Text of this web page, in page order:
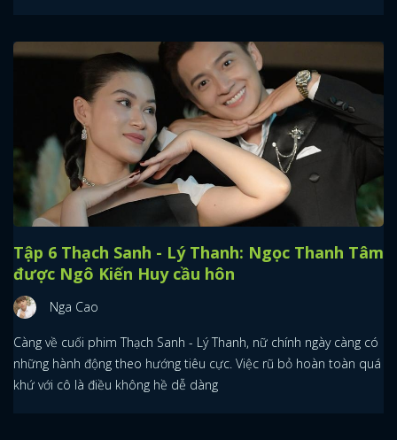
Tập 6 Thạch Sanh - Lý Thanh: Ngọc Thanh Tâm
được Ngô Kiến Huy cầu hôn
Nga Cao
Càng về cuối phim Thạch Sanh - Lý Thanh, nữ chính ngày càng có
những hành động theo hướng tiêu cực. Việc rũ bỏ hoàn toàn quá
khứ với cô là điều không hề dễ dàng